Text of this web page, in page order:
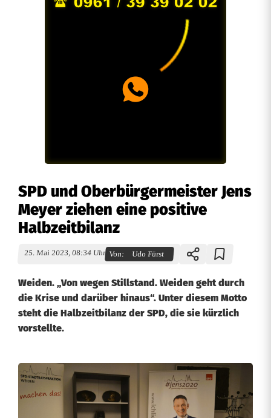
SPD und Oberbürgermeister Jens
Meyer ziehen eine positive
Halbzeitbilanz
25. Mai 2023, 08:34 Uhr Von: Udo Fürst
Weiden. „Von wegen Stillstand. Weiden geht durch
die Krise und darüber hinaus“. Unter diesem Motto
steht die Halbzeitbilanz der SPD, die sie kürzlich
vorstellte.
S
P